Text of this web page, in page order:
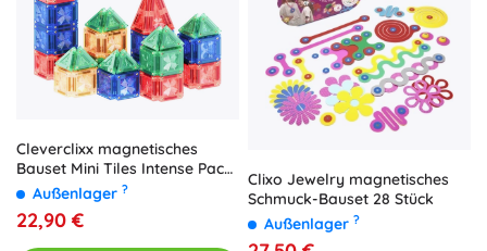
Cleverclixx magnetisches
Bauset Mini Tiles Intense Pack
28 Stk.
Außenlager ?
22,90 €
Clixo Jewelry magnetisches
Schmuck-Bauset 28 Stück
Außenlager ?